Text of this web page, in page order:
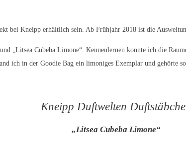
bei Kneipp erhältlich sein. Ab Frühjahr 2018 ist die
„Litsea Cubeba Limone“. Kennenlernen konnte ich die
ich in der Goodie Bag ein limoniges Exemplar und gehörte
Kneipp Duftwelten
„Litsea Cubeba Limone“